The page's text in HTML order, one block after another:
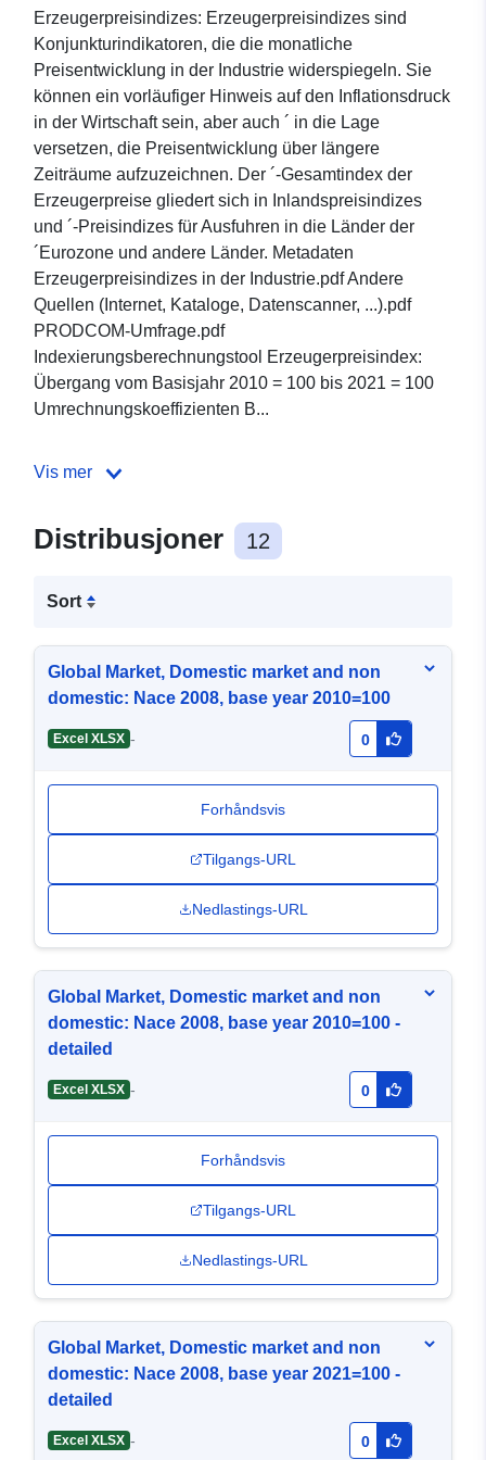
Erzeugerpreisindizes: Erzeugerpreisindizes sind
Konjunkturindikatoren, die die monatliche
Preisentwicklung in der Industrie widerspiegeln. Sie
können ein vorläufiger Hinweis auf den Inflationsdruck
in der Wirtschaft sein, aber auch ´ in die Lage
versetzen, die Preisentwicklung über längere
Zeiträume aufzuzeichnen. Der ´-Gesamtindex der
Erzeugerpreise gliedert sich in Inlandspreisindizes
und ´-Preisindizes für Ausfuhren in die Länder der
´Eurozone und andere Länder. Metadaten
Erzeugerpreisindizes in der Industrie.pdf Andere
Quellen (Internet, Kataloge, Datenscanner, ...).pdf
PRODCOM-Umfrage.pdf
Indexierungsberechnungstool Erzeugerpreisindex:
Übergang vom Basisjahr 2010 = 100 bis 2021 = 100
Umrechnungskoeffizienten B...
Vis mer
Distribusjoner 12
Sort
Global Market, Domestic market and non
domestic: Nace 2008, base year 2010=100
Excel XLSX - 0
Forhåndsvis
Tilgangs-URL
Nedlastings-URL
Global Market, Domestic market and non
domestic: Nace 2008, base year 2010=100 -
detailed
Excel XLSX - 0
Forhåndsvis
Tilgangs-URL
Nedlastings-URL
Global Market, Domestic market and non
domestic: Nace 2008, base year 2021=100 -
detailed
Excel XLSX - 0